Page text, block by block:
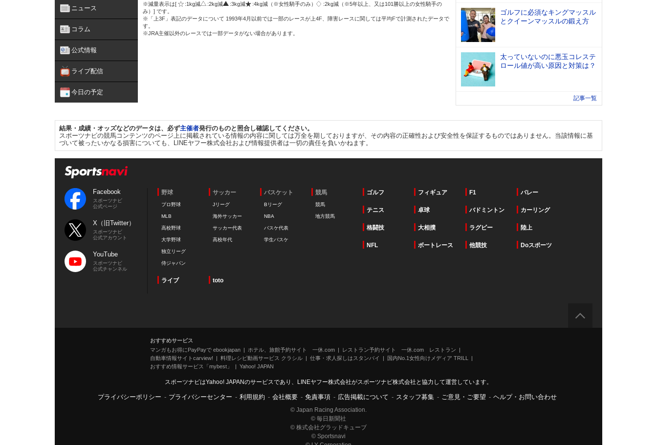
ニュース
コラム
公式情報
ライブ配信
今日の予定
※減量表示は[
:1kg減 :2kg減 :3kg減 :4kg減（※女性騎手のみ）
:2kg減（※5年以上、又は101勝以上の女性騎手の
み）] です。
※「上3F」表記のデータについて 1993年4月以前では一部のレースが上4F、障害レースに関しては平均Fで計測されたデータで
す。
※JRA主催以外のレースでは一部データがない場合があります。
ゴルフに必須なキングマッスル
とクイーンマッスルの鍛え方
太っていないのに悪玉コレステ
ロール値が高い原因と対策は？
記事一覧
結果・成績・オッズなどのデータは、必ず主催者発行のものと照合し確認してください。
スポーツナビの競馬コンテンツのページ上に掲載されている情報の内容に関しては万全を期しておりますが、その内容の正確性および安全性を保証するものではありません。当該情報に基
づいて被ったいかなる損害についても、LINEヤフー株式会社および情報提供者は一切の責任を負いかねます。
Facebook
スポーツナビ
公式ページ
X（旧Twitter）
スポーツナビ
公式アカウント
YouTube
スポーツナビ
公式チャンネル
野球
プロ野球
MLB
高校野球
大学野球
独立リーグ
侍ジャパン
サッカー
Jリーグ
海外サッカー
サッカー代表
高校年代
バスケット
Bリーグ
NBA
バスケ代表
学生バスケ
競馬
競馬
地方競馬
ゴルフ フィギュア F1 バレー
テニス 卓球 バドミントン カーリング
格闘技 大相撲 ラグビー 陸上
NFL ボートレース 他競技 Doスポーツ
ライブ toto
おすすめサービス
マンガもお得にPayPayで ebookjapan
ホテル、旅館予約サイト 一休.com
レストラン予約サイト 一休.com レストラン
自動車情報サイトcarview!
料理レシピ動画サービス クラシル 仕事・求人探しはスタンバイ
国内No.1女性向けメディア TRILL
おすすめ情報サービス「mybest」
Yahoo! JAPAN
スポーツナビはYahoo! JAPANのサービスであり、LINEヤフー株式会社がスポーツナビ株式会社と協力して運営しています。
プライバシーポリシー - プライバシーセンター - 利用規約 - 会社概要 - 免責事項 - 広告掲載について - スタッフ募集 - ご意見・ご要望 - ヘルプ・お問い合わせ
© Japan Racing Association.
© 毎日新聞社
© 株式会社グラッドキューブ
© Sportsnavi